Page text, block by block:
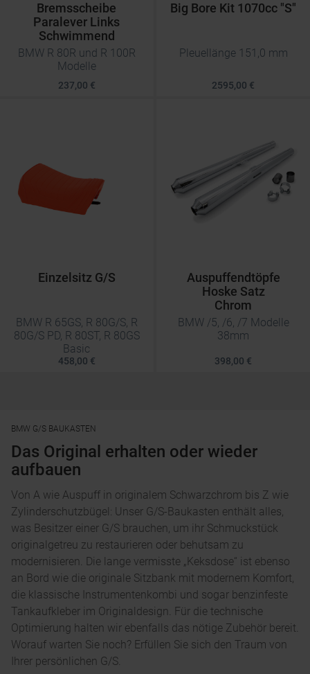
Bremsscheibe
Paralever Links
Schwimmend
BMW R 80R und R 100R
Modelle
237,00 €
Big Bore Kit 1070cc "S"
Pleuellänge 151,0 mm
2595,00 €
Einzelsitz G/S
BMW R 65GS, R 80G/S, R
80G/S PD, R 80ST, R 80GS
Basic
458,00 €
Auspuffendtöpfe
Hoske Satz
Chrom
BMW /5, /6, /7 Modelle
38mm
398,00 €
BMW G/S BAUKASTEN
Das Original erhalten oder wieder
aufbauen
Von A wie Auspuff in originalem Schwarzchrom bis Z wie
Zylinderschutzbügel: Unser G/S-Baukasten enthält alles,
was Besitzer einer G/S brauchen, um ihr Schmuckstück
originalgetreu zu restaurieren oder behutsam zu
modernisieren. Die lange vermisste „Keksdose“ ist ebenso
an Bord wie die originale Sitzbank mit modernem Komfort,
die klassische Instrumentenkombi und sogar benzinfeste
Tankaufkleber im Originaldesign. Für die technische
Optimierung halten wir ebenfalls das nötige Zubehör bereit.
Worauf warten Sie noch? Erfüllen Sie sich den Traum von
Ihrer persönlichen G/S.